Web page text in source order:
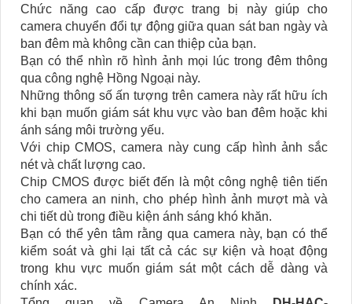
Chức năng cao cấp được trang bị này giúp cho
camera chuyển đổi tự động giữa quan sát ban ngày và
ban đêm mà không cần can thiệp của bạn.
Bạn có thể nhìn rõ hình ảnh mọi lúc trong đêm thông
qua công nghệ Hồng Ngoại này.
Những thông số ấn tượng trên camera này rất hữu ích
khi bạn muốn giám sát khu vực vào ban đêm hoặc khi
ánh sáng môi trường yếu.
Với chip CMOS, camera này cung cấp hình ảnh sắc
nét và chất lượng cao.
Chip CMOS được biết đến là một công nghệ tiên tiến
cho camera an ninh, cho phép hình ảnh mượt mà và
chi tiết dù trong điều kiện ánh sáng khó khăn.
Bạn có thể yên tâm rằng qua camera này, bạn có thể
kiểm soát và ghi lại tất cả các sự kiện và hoạt động
trong khu vực muốn giám sát một cách dễ dàng và
chính xác.